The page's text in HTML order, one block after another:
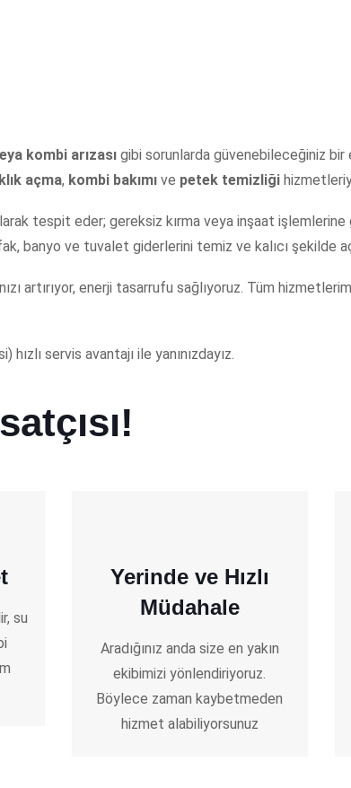
kombi arızası gibi sorunlarda güvenebileceğiniz bir
açma, kombi bakımı ve petek temizliği
tespit eder; gereksiz kırma veya inşaat işlemlerine
banyo ve tuvalet giderlerini temiz ve kalıcı şekilde
artırıyor, enerji tasarrufu sağlıyoruz. Tüm
servis avantajı ile yanınızdayız.
su
Yerinde ve Hızlı
Müdahale
Aradığınız anda size en yakın
ekibimizi yönlendiriyoruz.
Böylece zaman kaybetmeden
hizmet alabiliyorsunuz